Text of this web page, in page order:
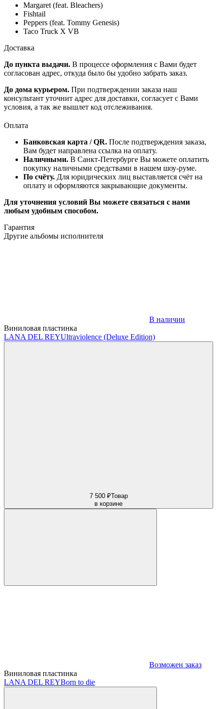
Margaret (feat. Bleachers)
Fishtail
Peppers (feat. Tommy Genesis)
Taco Truck X VB
Доставка
До пункта выдачи. В процессе оформления с Вами будет
согласован адрес, откуда было бы удобно забрать заказ.
До дома курьером. При подтверждении заказа наш
консультант уточнит адрес для доставки, согласует с Вами
условия, а так же вышлет код отслеживания.
Оплата
Банковская карта / QR. После подтверждения заказа,
Вам будет направлена ссылка на оплату.
Наличными. В Санкт-Петербурге Вы можете оплатить
покупку наличными средствами в нашем шоу-руме.
По счёту. Для юридических лиц выставляется счёт на
оплату и оформляются закрывающие документы.
Для уточнения условий Вы можете связаться с нами
любым удобным способом.
Гарантия
Другие альбомы исполнителя
В наличии
Виниловая пластинка
LANA DEL REYUltraviolence (Deluxe Edition)
7 500 ₽Товар
в корзине
Возможен заказ
Виниловая пластинка
LANA DEL REYBorn to die